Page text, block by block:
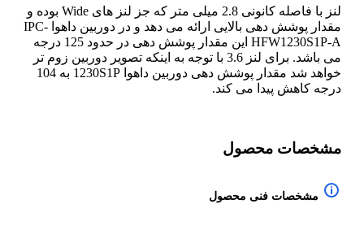
لنز با فاصله کانونی 2.8 میلی متر که جز لنز های Wide بوده و
مقدار پوشش دهی بالایی ارائه می دهد و در دوربین داهوا IPC-
HFW1230S1P-A این مقدار پوشش دهی در حدود 125 درجه
می باشد. برای لنز 3.6 با توجه به اینکه تصویر دوربین زوم تر
خواهد شد مقدار پوشش دهی دوربین داهوا 1230S1P به 104
درجه کاهش پیدا می کند.
مشخصات محصول
مشخصات فنی محصول